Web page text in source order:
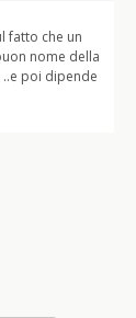
fatto che un
nome della
poi dipende